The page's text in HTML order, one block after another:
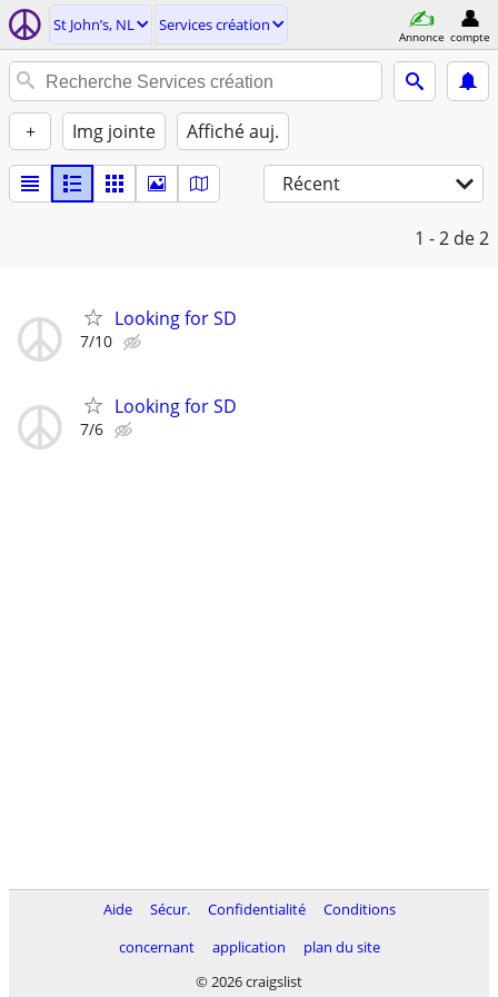
St John’s, NL Services création
Annonce compte
+ Img jointe Affiché auj.
Récent
1 - 2 de 2
Looking for SD
7/10
Looking for SD
7/6
Aide Sécur. Confidentialité
Conditions
concernant
application
plan du site
© 2026 craigslist